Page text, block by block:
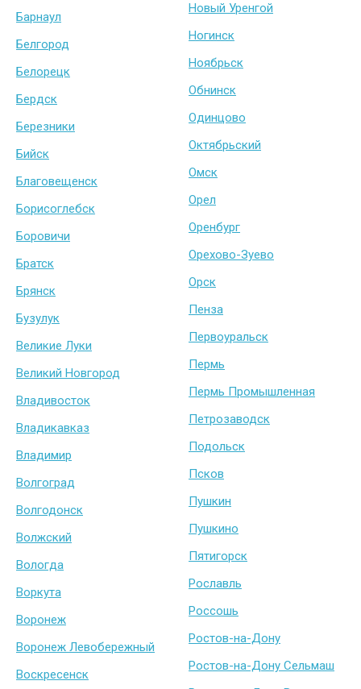
Барнаул
Белгород
Белорецк
Бердск
Березники
Бийск
Благовещенск
Борисоглебск
Боровичи
Братск
Брянск
Бузулук
Великие Луки
Великий Новгород
Владивосток
Владикавказ
Владимир
Волгоград
Волгодонск
Волжский
Вологда
Воркута
Воронеж
Воронеж Левобережный
Воскресенск
Новый Уренгой
Ногинск
Ноябрьск
Обнинск
Одинцово
Октябрьский
Омск
Орел
Оренбург
Орехово-Зуево
Орск
Пенза
Первоуральск
Пермь
Пермь Промышленная
Петрозаводск
Подольск
Псков
Пушкин
Пушкино
Пятигорск
Рославль
Россошь
Ростов-на-Дону
Ростов-на-Дону Сельмаш